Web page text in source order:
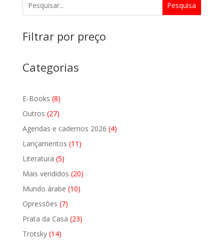
Pesquisa
Filtrar por preço
Categorias
E-Books 88
produtos
Outros 2727
produtos
Agendas e cadernos 2026 44
Lançamentos 11 11
Literatura 55
produtos
Mais vendidos 2020
Mundo árabe 1010
Opressões 77
produtos
Prata da Casa 2323
Trotsky 1414